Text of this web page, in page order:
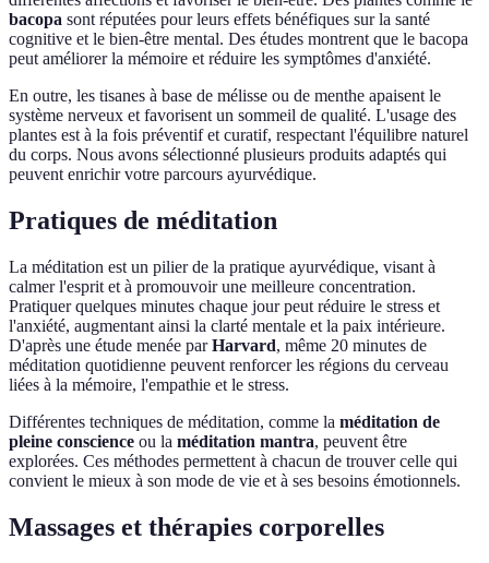
bacopa sont réputées pour leurs effets bénéfiques sur la santé
cognitive et le bien-être mental. Des études montrent que le bacopa
peut améliorer la mémoire et réduire les symptômes d'anxiété.
En outre, les tisanes à base de mélisse ou de menthe apaisent le
système nerveux et favorisent un sommeil de qualité. L'usage des
plantes est à la fois préventif et curatif, respectant l'équilibre naturel
du corps. Nous avons sélectionné plusieurs produits adaptés qui
peuvent enrichir votre parcours ayurvédique.
Pratiques de méditation
La méditation est un pilier de la pratique ayurvédique, visant à
calmer l'esprit et à promouvoir une meilleure concentration.
Pratiquer quelques minutes chaque jour peut réduire le stress et
l'anxiété, augmentant ainsi la clarté mentale et la paix intérieure.
D'après une étude menée parHarvard, même 20 minutes de
méditation quotidienne peuvent renforcer les régions du cerveau
liées à la mémoire, l'empathie et le stress.
Différentes techniques de méditation, comme la méditation de
pleine conscience ou la méditation mantra, peuvent être
explorées. Ces méthodes permettent à chacun de trouver celle qui
convient le mieux à son mode de vie et à ses besoins émotionnels.
Massages et thérapies corporelles